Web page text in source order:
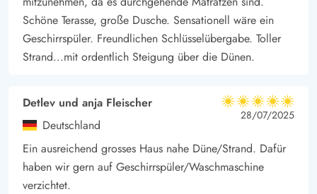
Schöne Terasse, große Dusche. Sensationell wäre ein
Geschirrspüler. Freundlichen Schlüsselübergabe. Toller
Strand...mit ordentlich Steigung über die Dünen.
Detlev und anja Fleischer
Deutschland
5 von 5
5 von 5
5 out of 5
28/07/2025
Ein ausreichend grosses Haus nahe Düne/Strand. Dafür
haben wir gern auf Geschirrspüler/Waschmaschine
verzichtet.